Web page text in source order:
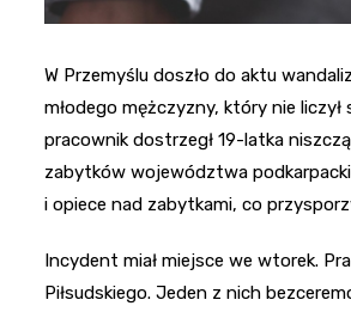
W Przemyślu doszło do aktu
młodego mężczyzny, który nie
pracownik dostrzegł 19-latka
zabytków województwa
i opiece nad zabytkami, co
Incydent miał miejsce we wtorek.
Piłsudskiego. Jeden z nich